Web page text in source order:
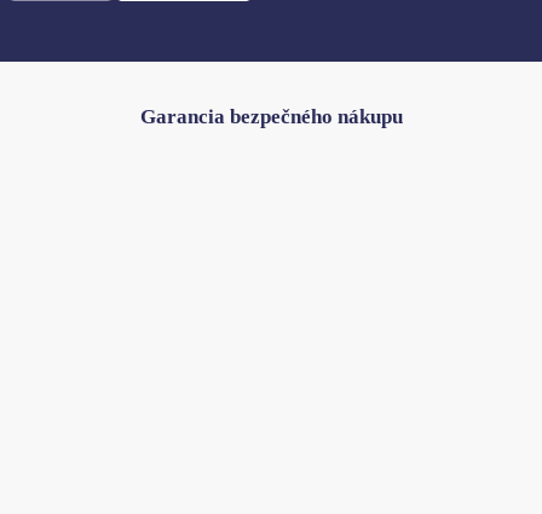
Garancia bezpečného nákupu